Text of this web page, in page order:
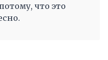
что это